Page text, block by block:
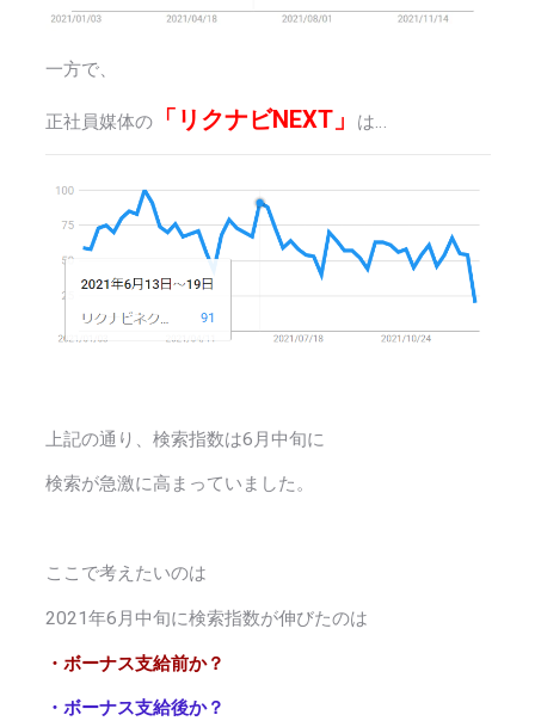
一方で、
正社員媒体の「リクナビNEXT」 は…
上記の通り、検索指数は6月中旬に
検索が急激に高まっていました。
ここで考えたいのは
2021年6月中旬に検索指数が伸びたのは
・ボーナス支給前か？
・ボーナス支給後か？